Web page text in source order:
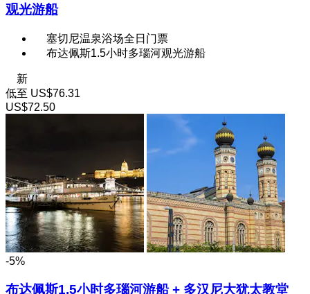
观光游船
塞切尼温泉浴场全日门票
布达佩斯1.5小时多瑙河观光游船
新
低至 US$76.31
US$72.50
-5%
布达佩斯1.5小时多瑙河游船 + 多汉尼大犹太教堂